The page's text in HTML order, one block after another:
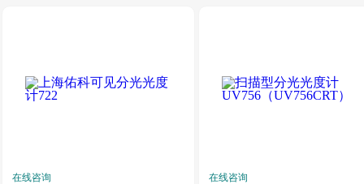
在线咨询
在线咨询